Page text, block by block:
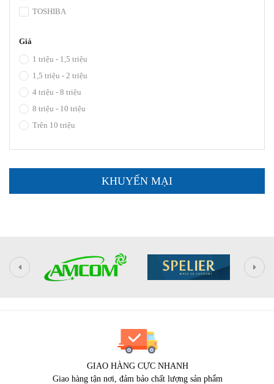
TOSHIBA
Giá
1 triệu - 1,5 triệu
1,5 triệu - 2 triệu
4 triệu - 8 triệu
8 triệu - 10 triệu
Trên 10 triệu
KHUYẾN MẠI
GIAO HÀNG CỰC NHANH
Giao hàng tận nơi, đảm bảo chất lượng sản phẩm